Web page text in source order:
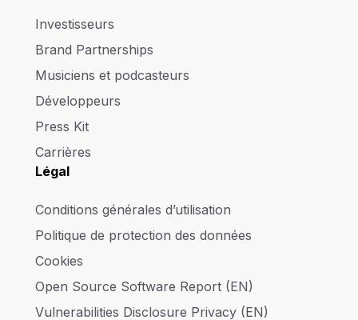
Investisseurs
Brand Partnerships
Musiciens et podcasteurs
Développeurs
Press Kit
Carrières
Légal
Conditions générales d’utilisation
Politique de protection des données
Cookies
Open Source Software Report (EN)
Vulnerabilities Disclosure Privacy (EN)